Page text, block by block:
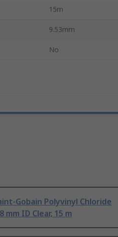
15m
9.53mm
No
Gobain Polyvinyl Chloride
mm ID Clear, 15 m